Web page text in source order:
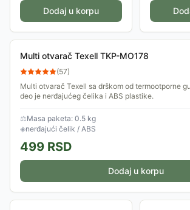
Dodaj u korpu
Multi otvarač Texell TKP-MO178
(57)
Multi otvarač Texell sa drškom od termootporne gume.
deo je nerđajućeg čelika i ABS plastike.
⚖Masa paketa: 0.5 kg
◈nerđajući čelik / ABS
499 RSD
Dodaj u korpu